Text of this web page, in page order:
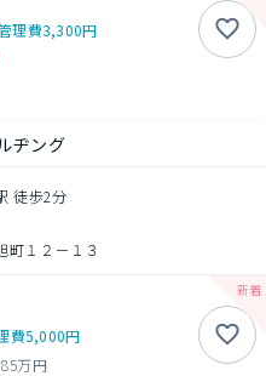
理費3,300円
ヂング
徒歩2分
町１２－１３
費5,000円
万円